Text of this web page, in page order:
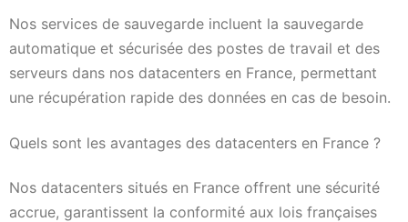
Nos services de sauvegarde incluent la sauvegarde
automatique et sécurisée des postes de travail et des
serveurs dans nos datacenters en France, permettant
une récupération rapide des données en cas de besoin.
Quels sont les avantages des datacenters en France ?
Nos datacenters situés en France offrent une sécurité
accrue, garantissent la conformité aux lois françaises